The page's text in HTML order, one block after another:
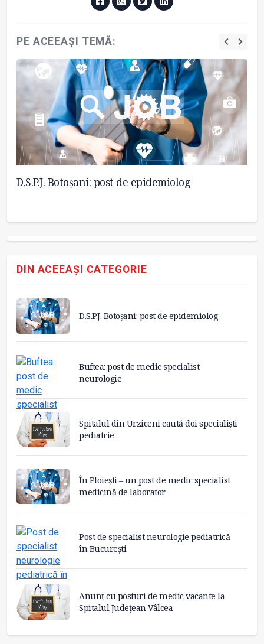
PE ACEEAȘI TEMĂ:
D.S.P.J. Botoșani: post de epidemiolog
DIN ACEEAȘI CATEGORIE
D.S.P.J. Botoșani: post de epidemiolog
Buftea: post de medic specialist
neurologie
Spitalul din Urziceni caută doi specialiști
pediatrie
În Ploiești – un post de medic specialist
medicină de laborator
Post de specialist neurologie pediatrică
în București
Anunț cu posturi de medic vacante la
Spitalul Județean Vâlcea